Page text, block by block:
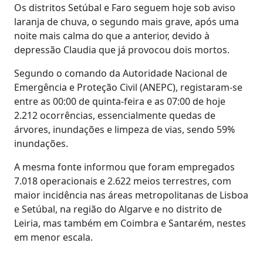
Os distritos Setúbal e Faro seguem hoje sob aviso
laranja de chuva, o segundo mais grave, após uma
noite mais calma do que a anterior, devido à
depressão Claudia que já provocou dois mortos.
Segundo o comando da Autoridade Nacional de
Emergência e Proteção Civil (ANEPC), registaram-se
entre as 00:00 de quinta-feira e as 07:00 de hoje
2.212 ocorrências, essencialmente quedas de
árvores, inundações e limpeza de vias, sendo 59%
inundações.
A mesma fonte informou que foram empregados
7.018 operacionais e 2.622 meios terrestres, com
maior incidência nas áreas metropolitanas de Lisboa
e Setúbal, na região do Algarve e no distrito de
Leiria, mas também em Coimbra e Santarém, nestes
em menor escala.